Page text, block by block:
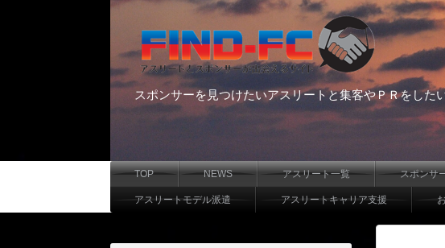
スポンサーを見つけたいアスリートと集客やＰＲをした
TOP NEWS アスリート一覧 スポンサ
アスリートモデル派遣 アスリートキャリア支援